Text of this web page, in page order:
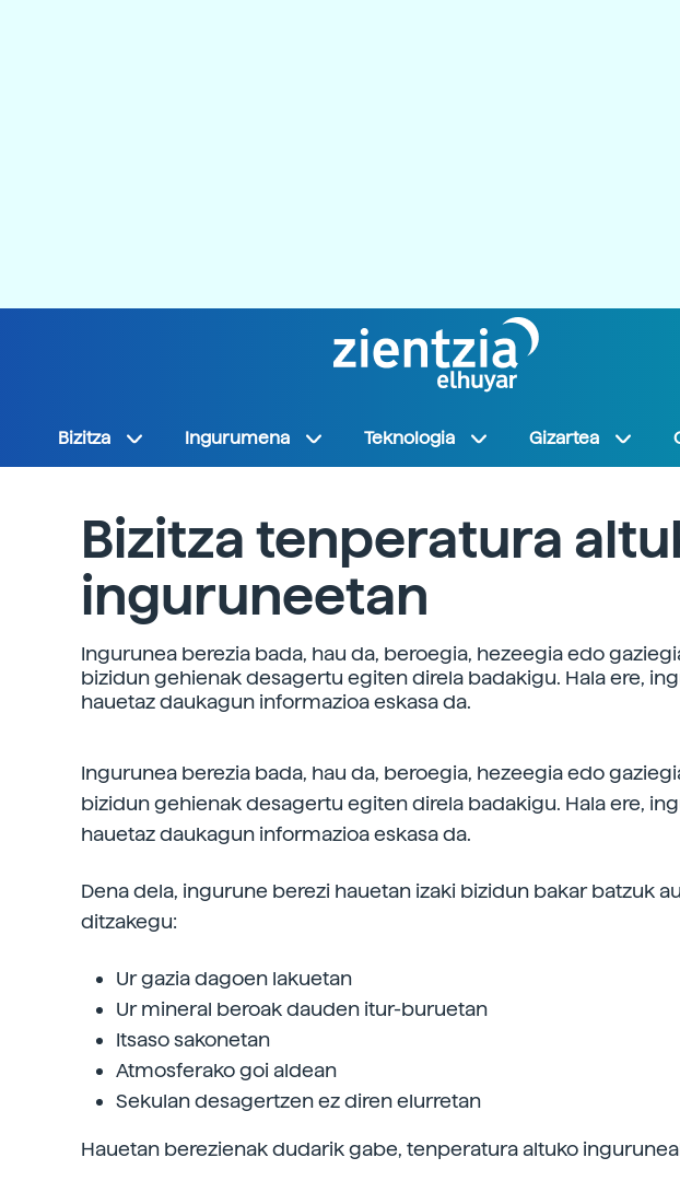
Bizitza Ingurumena Teknologia Gizartea
Bizitza tenperatura
inguruneetan
Ingurunea berezia bada, hau da, beroegia, hezeegia edo
bizidun gehienak desagertu egiten direla badakigu. Hala ere,
hauetaz daukagun informazioa eskasa da.
Ingurunea berezia bada, hau da, beroegia, hezeegia edo
bizidun gehienak desagertu egiten direla badakigu. Hala ere,
hauetaz daukagun informazioa eskasa da.
Dena dela, ingurune berezi hauetan izaki bizidun bakar batzuk
ditzakegu:
Ur gazia dagoen lakuetan
Ur mineral beroak dauden itur-buruetan
Itsaso sakonetan
Atmosferako goi aldean
Sekulan desagertzen ez diren elurretan
Hauetan berezienak dudarik gabe, tenperatura altuko